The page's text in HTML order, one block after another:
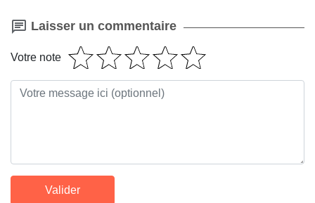
Laisser un commentaire
Votre note